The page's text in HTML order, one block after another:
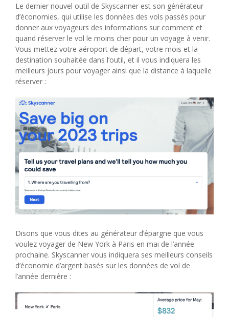
Le dernier nouvel outil de Skyscanner est son générateur
d’économies, qui utilise les données des vols passés pour
donner aux voyageurs des informations sur comment et
quand réserver le vol le moins cher pour un voyage à venir.
Vous mettez votre aéroport de départ, votre mois et la
destination souhaitée dans l’outil, et il vous indiquera les
meilleurs jours pour voyager ainsi que la distance à laquelle
réserver :
Disons que vous dites au générateur d’épargne que vous
voulez voyager de New York à Paris en mai de l’année
prochaine. Skyscanner vous indiquera ses meilleurs conseils
d’économie d’argent basés sur les données de vol de
l’année dernière :